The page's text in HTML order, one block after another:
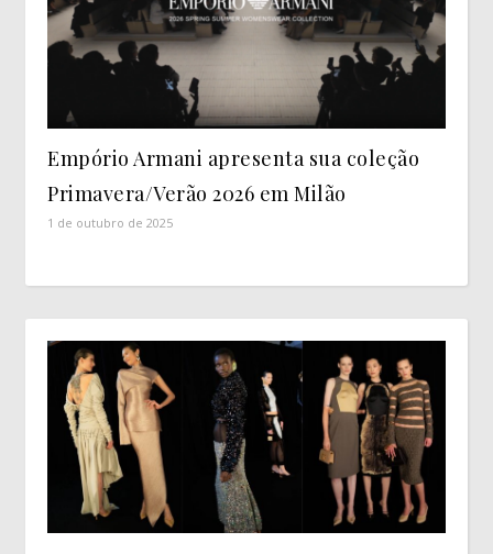
Empório Armani apresenta sua coleção
Primavera/Verão 2026 em Milão
1 de outubro de 2025